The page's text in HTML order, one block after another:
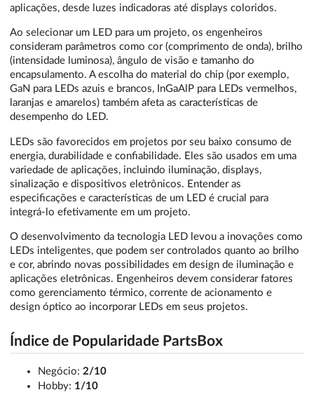
aplicações, desde luzes indicadoras até displays coloridos.
Ao selecionar um LED para um projeto, os engenheiros
consideram parâmetros como cor (comprimento de onda), brilho
(intensidade luminosa), ângulo de visão e tamanho do
encapsulamento. A escolha do material do chip (por exemplo,
GaN para LEDs azuis e brancos, InGaAlP para LEDs vermelhos,
laranjas e amarelos) também afeta as características de
desempenho do LED.
LEDs são favorecidos em projetos por seu baixo consumo de
energia, durabilidade e confiabilidade. Eles são usados em uma
variedade de aplicações, incluindo iluminação, displays,
sinalização e dispositivos eletrônicos. Entender as
especificações e características de um LED é crucial para
integrá-lo efetivamente em um projeto.
O desenvolvimento da tecnologia LED levou a inovações como
LEDs inteligentes, que podem ser controlados quanto ao brilho
e cor, abrindo novas possibilidades em design de iluminação e
aplicações eletrônicas. Engenheiros devem considerar fatores
como gerenciamento térmico, corrente de acionamento e
design óptico ao incorporar LEDs em seus projetos.
Índice de Popularidade PartsBox
Negócio: 2/10
Hobby: 1/10